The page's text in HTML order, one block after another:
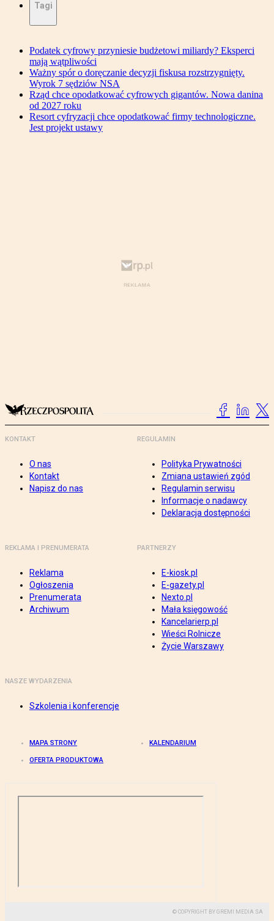
Tagi
Podatek cyfrowy przyniesie budżetowi miliardy? Eksperci
mają wątpliwości
Ważny spór o doręczanie decyzji fiskusa rozstrzygnięty.
Wyrok 7 sędziów NSA
Rząd chce opodatkować cyfrowych gigantów. Nowa danina
od 2027 roku
Resort cyfryzacji chce opodatkować firmy technologiczne.
Jest projekt ustawy
KONTAKT
O nas
Kontakt
Napisz do nas
REGULAMIN
Polityka Prywatności
Zmiana ustawień zgód
Regulamin serwisu
Informacje o nadawcy
Deklaracja dostępności
REKLAMA I PRENUMERATA
Reklama
Ogłoszenia
Prenumerata
Archiwum
PARTNERZY
E-kiosk.pl
E-gazety.pl
Nexto.pl
Mała księgowość
Kancelarierp.pl
Wieści Rolnicze
Życie Warszawy
NASZE WYDARZENIA
Szkolenia i konferencje
MAPA STRONY KALENDARIUM
OFERTA PRODUKTOWA
© COPYRIGHT BY GREMI MEDIA SA